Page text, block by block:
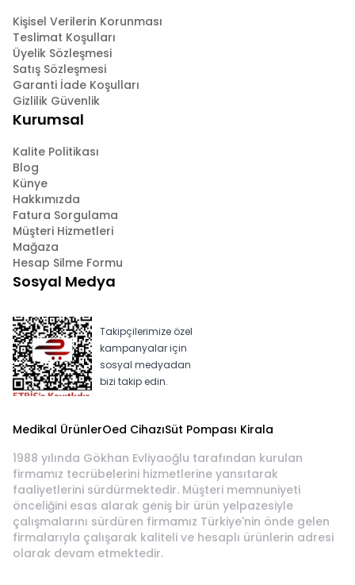
Kişisel Verilerin Korunması
Teslimat Koşulları
Üyelik Sözleşmesi
Satış Sözleşmesi
Garanti İade Koşulları
Gizlilik Güvenlik
Kurumsal
Kalite Politikası
Blog
Künye
Hakkımızda
Fatura Sorgulama
Müşteri Hizmetleri
Mağaza
Hesap Silme Formu
Sosyal Medya
Takipçilerimize özel
kampanyalar için
sosyal medyadan
bizi takip edin.
Medikal ÜrünlerOed CihazıSüt Pompası Kirala
1988 yılında Gökhan Evliyaoğlu tarafından kurulan
firmamız tecrübelerini hizmetlerine yansıtarak
faaliyetlerini sürdürmektedir. Müşteri memnuniyeti
önceliğini esas alarak geniş bir ürün yelpazesiyle
çalışmalarını sürdüren firmamız Türkiye'nin önde gelen
firmalarıyla çalışarak kaliteli ve hesaplı ürünlerin adresi
olarak devam etmektedir.